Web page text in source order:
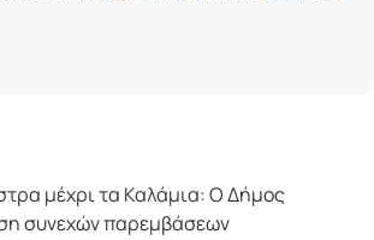
μέχρι τα Καλάμια: Ο Δήμος
συνεχών παρεμβάσεων